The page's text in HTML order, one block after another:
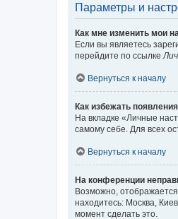
Параметры и
Как мне изменить мои
Если вы являетесь
перейдите по ссылке
Вернуться к началу
Как избежать
На вкладке «Личные
самому себе. Для всех
Вернуться к началу
На конференции
Возможно, отображается
находитесь: Москва,
момент сделать это.